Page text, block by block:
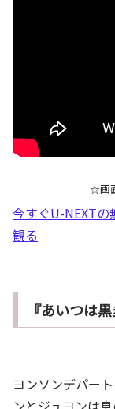
☆画
今すぐU-NEXTの
観る
『あいつは
ヨンソンデパー